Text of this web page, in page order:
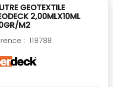
GEOTEXTILE
2,00MLX10ML
M2
: 118788